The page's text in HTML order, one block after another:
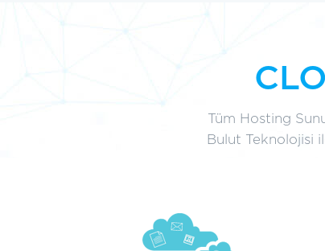
Tüm Hosting
Bulut Teknolojisi